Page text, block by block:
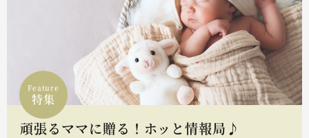
Feature
特集
頑張るママに贈る！ホッと情報局♪